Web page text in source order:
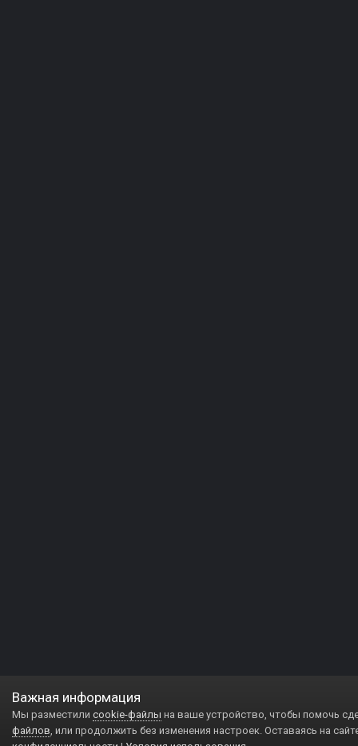
Важная информация
Мы разместили cookie-файлы на ваше устройство, чтобы помочь
файлов, или продолжить без изменения настроек. Оставаясь на